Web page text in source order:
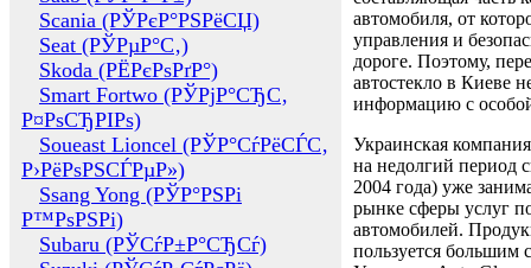
Scania (РЎРєР°РЅРёСЏ)
Seat (РЎРµР°С‚)
Skoda (РЁРєРѕРґР°)
Smart Fortwo (РЎРјР°СЂС‚
Р¤РѕСЂРІРѕ)
Soueast Lioncel (РЎР°СѓРёСЃС‚
Р›РёРѕРЅСЃРµР»)
Ssang Yong (РЎР°РЅРі
Р™РѕРЅРі)
Subaru (РЎСѓР±Р°СЂСѓ)
автомобиля, от
управления и
дороге. Поэтому,
автостекло в Киеве
информацию с
Украинская
на недолгий период
2004 года) уже
рынке сферы услуг
автомобилей.
пользуется большим